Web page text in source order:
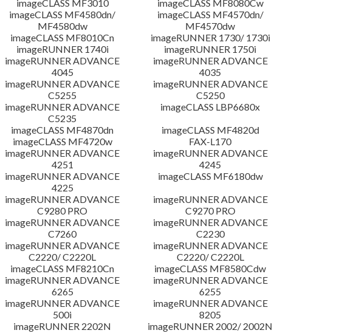
imageCLASS MF3010
imageCLASS MF8080Cw
imageCLASS MF4580dn/
MF4580dw
imageCLASS MF4570dn/
MF4570dw
imageCLASS MF8010Cn
imageRUNNER 1730/ 1730i
imageRUNNER 1740i
imageRUNNER 1750i
imageRUNNER ADVANCE
4045
imageRUNNER ADVANCE
4035
imageRUNNER ADVANCE
C5255
imageRUNNER ADVANCE
C5250
imageRUNNER ADVANCE
C5235
imageCLASS LBP6680x
imageCLASS MF4870dn
imageCLASS MF4820d
imageCLASS MF4720w
FAX-L170
imageRUNNER ADVANCE
4251
imageRUNNER ADVANCE
4245
imageRUNNER ADVANCE
4225
imageCLASS MF6180dw
imageRUNNER ADVANCE
C9280 PRO
imageRUNNER ADVANCE
C9270 PRO
imageRUNNER ADVANCE
C7260
imageRUNNER ADVANCE
C2230
imageRUNNER ADVANCE
C2220/ C2220L
imageRUNNER ADVANCE
C2220/ C2220L
imageCLASS MF8210Cn
imageCLASS MF8580Cdw
imageRUNNER ADVANCE
6265
imageRUNNER ADVANCE
6255
imageRUNNER ADVANCE
500i
imageRUNNER ADVANCE
8205
imageRUNNER 2202N
imageRUNNER 2002/ 2002N